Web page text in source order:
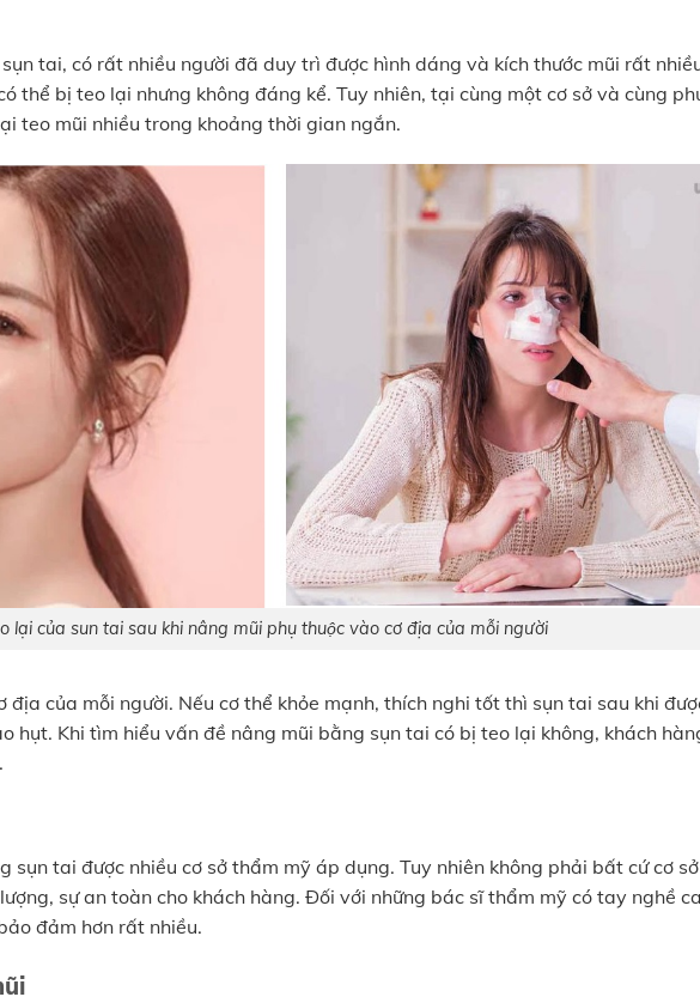
tai, có rất nhiều người đã duy trì được hình dáng và kích thước mũi rất
thể bị teo lại nhưng không đáng kể. Tuy nhiên, tại cùng một cơ sở và cùng
teo mũi nhiều trong khoảng thời gian ngắn.
lại của sun tai sau khi nâng mũi phụ thuộc vào cơ địa của mỗi người
địa của mỗi người. Nếu cơ thể khỏe mạnh, thích nghi tốt thì sụn tai sau khi
hụt. Khi tìm hiểu vấn đề nâng mũi bằng sụn tai có bị teo lại không, khách
sụn tai được nhiều cơ sở thẩm mỹ áp dụng. Tuy nhiên không phải bất cứ cơ
sự an toàn cho khách hàng. Đối với những bác sĩ thẩm mỹ có tay nghề
đảm hơn rất nhiều.